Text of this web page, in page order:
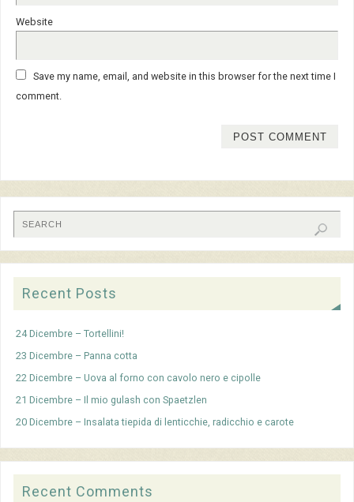
Website
Save my name, email, and website in this browser for the next time I
comment.
Recent Posts
24 Dicembre – Tortellini!
23 Dicembre – Panna cotta
22 Dicembre – Uova al forno con cavolo nero e cipolle
21 Dicembre – Il mio gulash con Spaetzlen
20 Dicembre – Insalata tiepida di lenticchie, radicchio e carote
Recent Comments